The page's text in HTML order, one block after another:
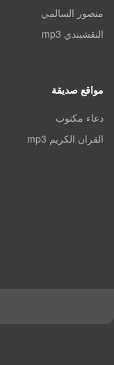
منصور السالمي
النقشبندي mp3
مواقع صديقة
دعاء مكتوب
القران الكريم mp3